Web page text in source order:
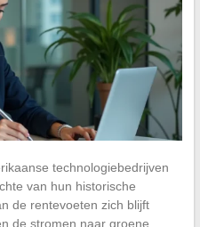
technologiebedrijven
van hun historische
de rentevoeten zich blijft
de stromen naar groene